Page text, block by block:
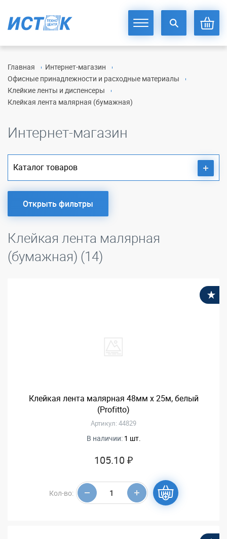
Главная
Интернет-магазин
Офисные принадлежности и расходные материалы
Клейкие ленты и диспенсеры
Клейкая лента малярная (бумажная)
Интернет-магазин
Каталог товаров
Открыть фильтры
Клейкая лента малярная
(бумажная) (14)
Клейкая лента малярная 48мм х 25м, белый
(Profitto)
Артикул: 44829
В наличии: 1 шт.
105.10 ₽
Кол-во: